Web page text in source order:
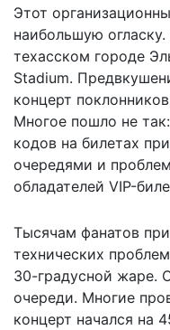
Этот
наибольшую
техасском городе
Stadium.
концерт
Многое пошло не
кодов на билетах
очередями и
обладателей VIP-
Тысячам фанатов
технических
30-градусной жаре.
очереди. Многие
концерт начался на